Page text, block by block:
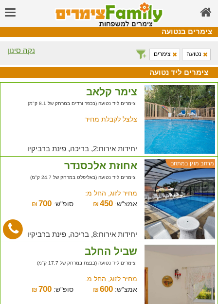
צימרים בנטועה
נקה סינון נטועה צימרים
צימרים ליד נטועה
צימר קלאב
צימרים ליד נטועה (בכפר ורדים במרחק של 8.1 ק"מ)
צלצל לקבלת מחיר
יחידות אירוח:2, בריכה, פינת ברביקיו
מרחב מוגן במתחם אחוזת אלכסנדר
צימרים ליד נטועה (באליפלט במרחק של 24.7 ק"מ)
מחיר לזוג, החל מ:
אמצ"ש:
₪450 סופ"ש: ₪ 700
יחידות אירוח:8, בריכה, פינת ברביקיו
שביל החלב
צימרים ליד נטועה (בבצת במרחק של 17.7 ק"מ)
מחיר לזוג, החל מ:
אמצ"ש:
₪600 סופ"ש: ₪ 700